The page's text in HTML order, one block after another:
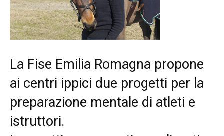
La Fise Emilia Romagna propone
ai centri ippici due progetti per la
preparazione mentale di atleti e
istruttori.